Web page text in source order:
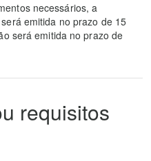
necessários, a
emitida no prazo de 15
será emitida no prazo de
requisitos